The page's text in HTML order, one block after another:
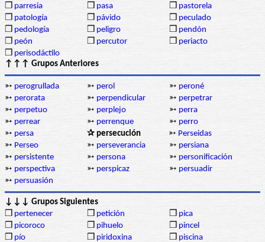
❒ parresia ❒ pasa ❒ pastorela
❒ patología ❒ pávido ❒ peculado
❒ pedología ❒ peligro ❒ pendón
❒ peón ❒ percutor ❒ periacto
❒ perisodáctilo
↑↑↑ Grupos Anteriores
➳ perogrullada ➳ perol ➳ peroné
➳ perorata ➳ perpendicular ➳ perpetrar
➳ perpetuo ➳ perplejo ➳ perra
➳ perrear ➳ perrenque ➳ perro
➳ persa ✰ persecución ➳ Perseidas
➳ Perseo ➳ perseverancia ➳ persiana
➳ persistente ➳ persona ➳ personificación
➳ perspectiva ➳ perspicaz ➳ persuadir
➳ persuasión
↓↓↓ Grupos Siguientes
❒ pertenecer ❒ petición ❒ pica
❒ picoroco ❒ pihuelo ❒ pincel
❒ pío ❒ piridoxina ❒ piscina